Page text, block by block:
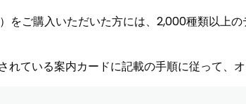
）をご購入いただいた方には、2,000種類以上
ている案内カードに記載の手順に従って、